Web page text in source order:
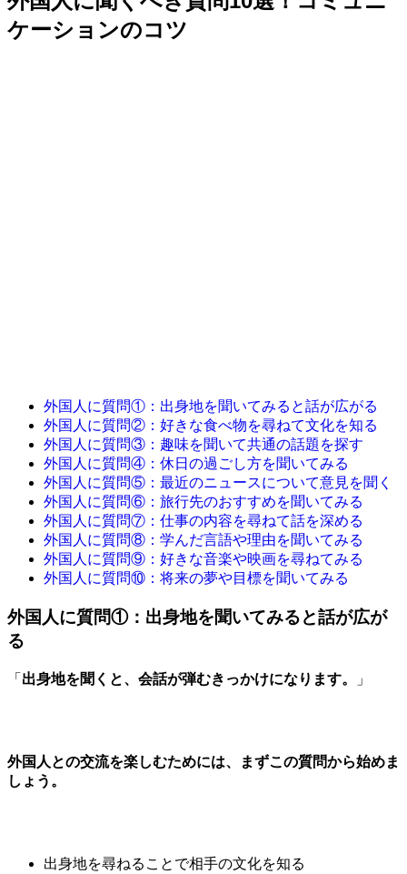
ケーションのコツ
外国人に質問①：出身地を聞いてみると話が広がる
外国人に質問②：好きな食べ物を尋ねて文化を知る
外国人に質問③：趣味を聞いて共通の話題を探す
外国人に質問④：休日の過ごし方を聞いてみる
外国人に質問⑤：最近のニュースについて意見を聞く
外国人に質問⑥：旅行先のおすすめを聞いてみる
外国人に質問⑦：仕事の内容を尋ねて話を深める
外国人に質問⑧：学んだ言語や理由を聞いてみる
外国人に質問⑨：好きな音楽や映画を尋ねてみる
外国人に質問⑩：将来の夢や目標を聞いてみる
外国人に質問①：出身地を聞いてみると話が広が
る
「 出身地を聞くと、会話が弾むきっかけになります。 」
外国人との交流を楽しむためには、まずこの質問から始めま
しょう。
出身地を尋ねることで相手の文化を知る